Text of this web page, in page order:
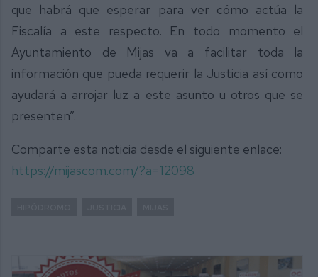
que habrá que esperar para ver cómo actúa la
Fiscalía a este respecto. En todo momento el
Ayuntamiento de Mijas va a facilitar toda la
información que pueda requerir la Justicia así como
ayudará a arrojar luz a este asunto u otros que se
presenten”.
Comparte esta noticia desde el siguiente enlace:
https://mijascom.com/?a=12098